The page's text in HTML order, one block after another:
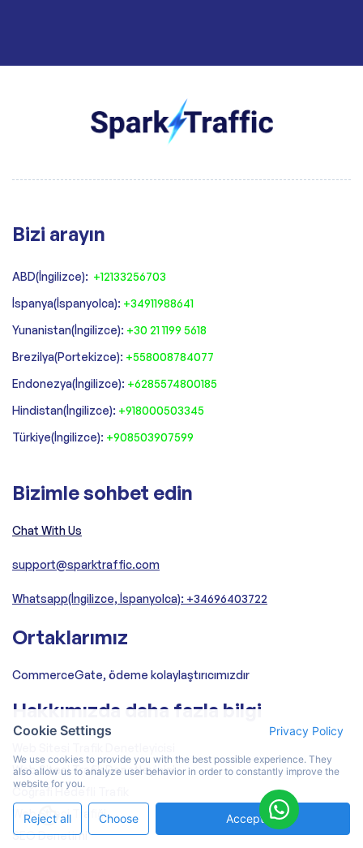
Bizi arayın
ABD(İngilizce): +12133256703
İspanya(İspanyolca): +34911988641
‍Yunanistan(İngilizce): +30 21 1199 5618
‍Brezilya(Portekizce): +558008784077‍
‍Endonezya(İngilizce): +6285574800185
Hindistan(İngilizce): +918000503345
Türkiye(İngilizce): +908503907599
Bizimle sohbet edin
Chat With Us
support@sparktraffic.com
Whatsapp(İngilizce, İspanyolca): +34696403722
Ortaklarımız
CommerceGate, ödeme kolaylaştırıcımızdır
Hakkımızda daha fazla bilgi
Web Sitesi Trafik Denetleyicisi
Coğrafi Hedefli Trafik
Web Sitesi Trafiği
SEO Denetimi
Cookie Settings Privacy Policy
We use cookies to provide you with the best possible experience. They
also allow us to analyze user behavior in order to constantly improve the
website for you.
Reject all Choose Accept All